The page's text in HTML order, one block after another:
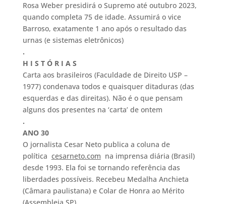
Rosa Weber presidirá o Supremo até outubro 2023,
quando completa 75 de idade. Assumirá o vice
Barroso, exatamente 1 ano após o resultado das
urnas (e sistemas eletrônicos)
.
H I S T Ó R I A S
Carta aos brasileiros (Faculdade de Direito USP –
1977) condenava todos e quaisquer ditaduras (das
esquerdas e das direitas). Não é o que pensam
alguns dos presentes na ‘carta’ de ontem
.
ANO 30
O jornalista Cesar Neto publica a coluna de
política cesarneto.com na imprensa diária (Brasil)
desde 1993. Ela foi se tornando referência das
liberdades possíveis. Recebeu Medalha Anchieta
(Câmara paulistana) e Colar de Honra ao Mérito